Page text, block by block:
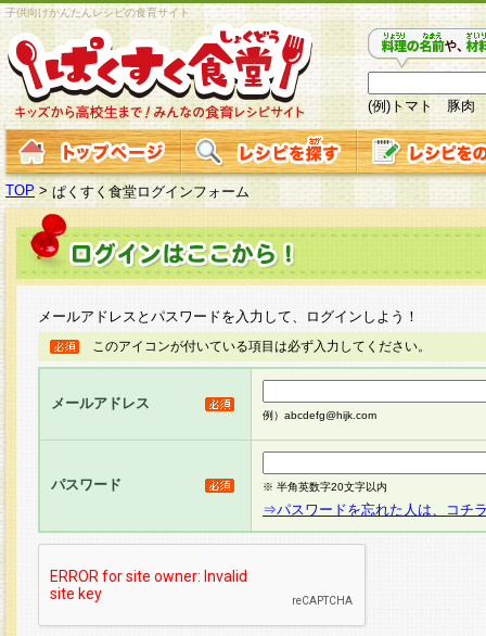
子供向けかんたんレシピの食育サイト
(例)トマト 豚肉
TOP > ぱくすく食堂ログインフォーム
メールアドレスとパスワードを入力して、ログインしよう！
このアイコンが付いている項目は必ず入力してください。
メールアドレス
例）abcdefg@hijk.com
パスワード ※ 半角英数字20文字以内
⇒パスワードを忘れた人は、コチ